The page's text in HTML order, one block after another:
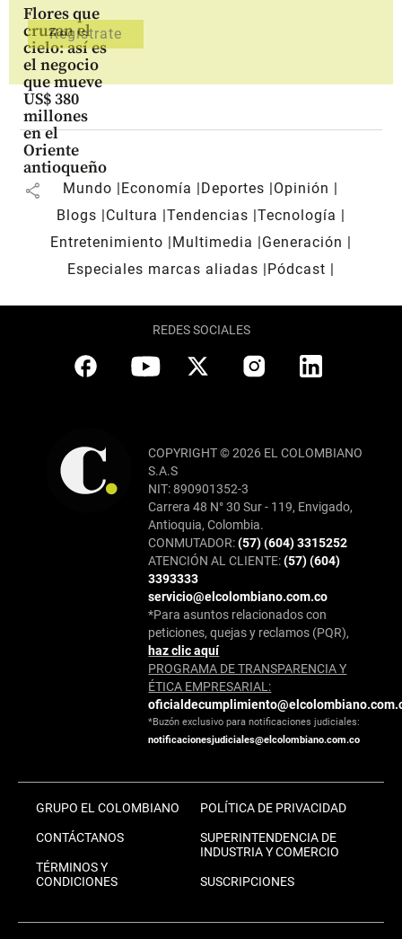
Flores que
cruzan el
cielo: así es
el negocio
que mueve
US$ 380
millones
en el
Oriente
antioqueño
share Mundo Economía Deportes
Opinión
Blogs
Cultura Tendencias Tecnología
Entretenimiento
Multimedia
Generación
Especiales marcas aliadas
Pódcast
REDES SOCIALES
COPYRIGHT © 2026 EL COLOMBIANO
S.A.S
NIT: 890901352-3
Carrera 48 N° 30 Sur - 119, Envigado,
Antioquia, Colombia.
CONMUTADOR:(57) (604) 3315252
ATENCIÓN AL CLIENTE:(57) (604)
3393333
servicio@elcolombiano.com.co
*Para asuntos relacionados con
peticiones, quejas y reclamos (PQR),
haz clic aquí
PROGRAMA DE TRANSPARENCIA Y
ÉTICA EMPRESARIAL:
*Buzón exclusivo para notificaciones judiciales:
notificacionesjudiciales@elcolombiano.com.co
GRUPO EL COLOMBIANO
CONTÁCTANOS
TÉRMINOS Y
CONDICIONES
POLÍTICA DE PRIVACIDAD
SUPERINTENDENCIA DE
INDUSTRIA Y COMERCIO
SUSCRIPCIONES